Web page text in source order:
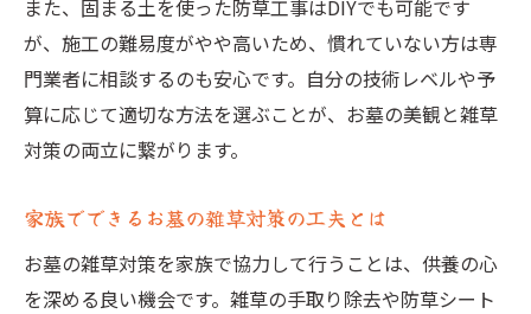
また、固まる土を使った防草工事はDIYでも可能です
が、施工の難易度がやや高いため、慣れていない方は専
門業者に相談するのも安心です。自分の技術レベルや予
算に応じて適切な方法を選ぶことが、お墓の美観と雑草
対策の両立に繋がります。
家族でできるお墓の雑草対策の工夫とは
お墓の雑草対策を家族で協力して行うことは、供養の心
を深める良い機会です。雑草の手取り除去や防草シート